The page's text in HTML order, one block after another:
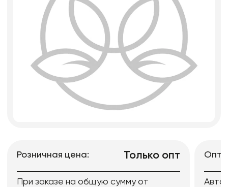
Розничная цена: Только опт
При заказе на общую сумму от